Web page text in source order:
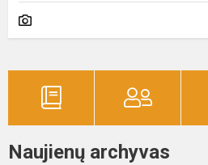
Naujienų archyvas